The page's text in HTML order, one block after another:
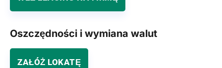
Oszczędności i wymiana walut
ZAŁÓŻ LOKATĘ